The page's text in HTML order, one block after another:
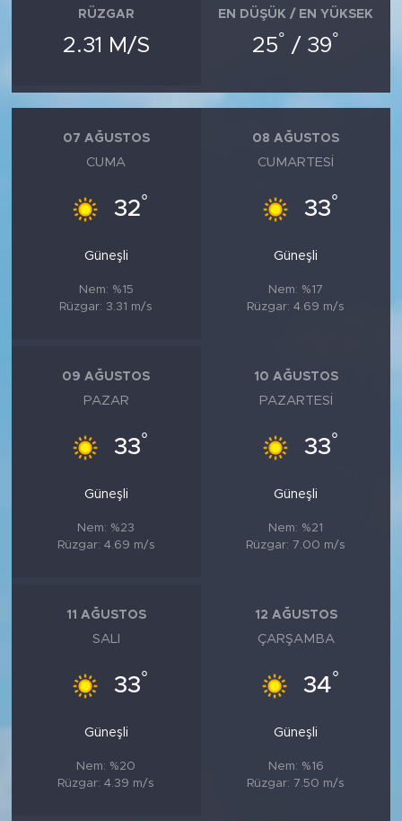
RÜZGAR
2.31 M/S
EN DÜŞÜK / EN YÜKSEK
25° / 39°
07 AĞUSTOS
CUMA
32°
Güneşli
Nem: %15
Rüzgar: 3.31 m/s
08 AĞUSTOS
CUMARTESI
33°
Güneşli
Nem: %17
Rüzgar: 4.69 m/s
09 AĞUSTOS
PAZAR
33°
Güneşli
Nem: %23
Rüzgar: 4.69 m/s
10 AĞUSTOS
PAZARTESI
33°
Güneşli
Nem: %21
Rüzgar: 7.00 m/s
11 AĞUSTOS
SALI
33°
Güneşli
Nem: %20
Rüzgar: 4.39 m/s
12 AĞUSTOS
ÇARŞAMBA
34°
Güneşli
Nem: %16
Rüzgar: 7.50 m/s
SİYASET
FOTO GALERİ
ALINTI YAZARLAR